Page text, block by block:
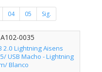
04 05 Sig.
0035
2.0 Lightning Aisens
USB Macho - Lightning
Blanco